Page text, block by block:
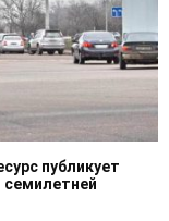
публикует